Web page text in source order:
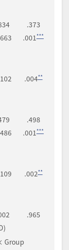
.373
.001***
.004**
.498
.001***
.002**
.965
Group